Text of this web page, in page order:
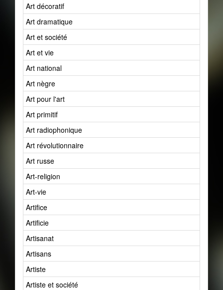
Art décoratif
Art dramatique
Art et société
Art et vie
Art national
Art nègre
Art pour l'art
Art primitif
Art radiophonique
Art révolutionnaire
Art russe
Art-religion
Art-vie
Artifice
Artificie
Artisanat
Artisans
Artiste
Artiste et société